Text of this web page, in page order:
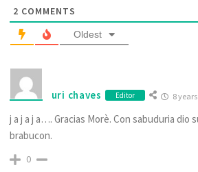
2 COMMENTS
Oldest
uri chaves Editor 8
j a j a j a…. Gracias Morè. Con sabuduria dio
brabucon.
0